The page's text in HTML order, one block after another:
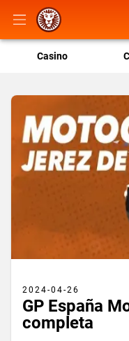
Casino
2024-04-26
GP España
completa